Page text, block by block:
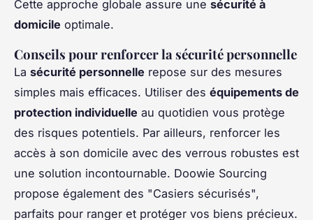
Cette approche globale assure une sécurité à
domicile optimale.
Conseils pour renforcer la sécurité personnelle
La sécurité personnelle repose sur des mesures
simples mais efficaces. Utiliser des équipements de
protection individuelle au quotidien vous protège
des risques potentiels. Par ailleurs, renforcer les
accès à son domicile avec des verrous robustes est
une solution incontournable. Doowie Sourcing
propose également des "Casiers sécurisés",
parfaits pour ranger et protéger vos biens précieux.